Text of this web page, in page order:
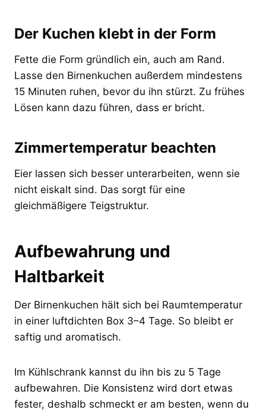
Der Kuchen klebt in der Form
Fette die Form gründlich ein, auch am Rand.
Lasse den Birnenkuchen außerdem mindestens
15 Minuten ruhen, bevor du ihn stürzt. Zu frühes
Lösen kann dazu führen, dass er bricht.
Zimmertemperatur beachten
Eier lassen sich besser unterarbeiten, wenn sie
nicht eiskalt sind. Das sorgt für eine
gleichmäßigere Teigstruktur.
Aufbewahrung und
Haltbarkeit
Der Birnenkuchen hält sich bei Raumtemperatur
in einer luftdichten Box 3–4 Tage. So bleibt er
saftig und aromatisch.
Im Kühlschrank kannst du ihn bis zu 5 Tage
aufbewahren. Die Konsistenz wird dort etwas
fester, deshalb schmeckt er am besten, wenn du